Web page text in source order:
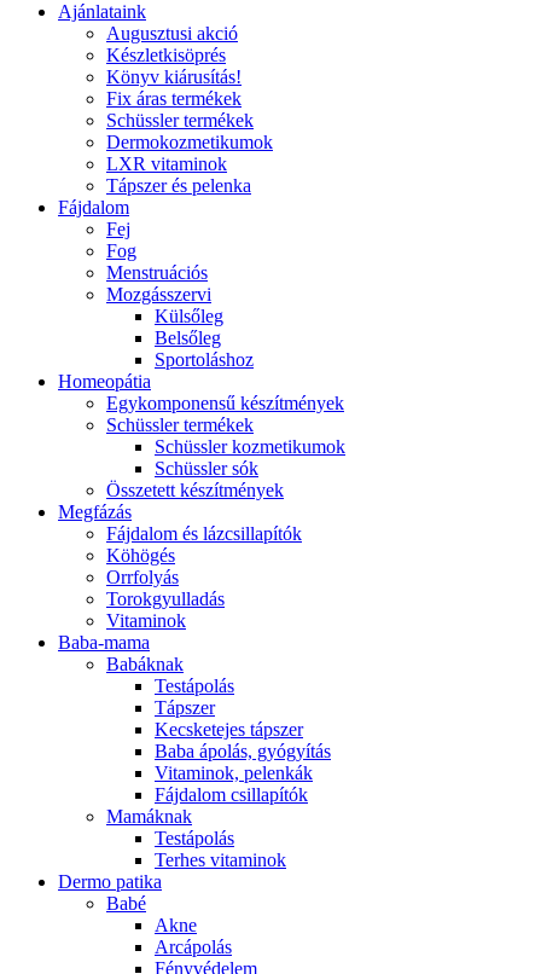
Ajánlataink
Augusztusi akció
Készletkisöprés
Könyv kiárusítás!
Fix áras termékek
Schüssler termékek
Dermokozmetikumok
LXR vitaminok
Tápszer és pelenka
Fájdalom
Fej
Fog
Menstruációs
Mozgásszervi
Külsőleg
Belsőleg
Sportoláshoz
Homeopátia
Egykomponensű készítmények
Schüssler termékek
Schüssler kozmetikumok
Schüssler sók
Összetett készítmények
Megfázás
Fájdalom és lázcsillapítók
Köhögés
Orrfolyás
Torokgyulladás
Vitaminok
Baba-mama
Babáknak
Testápolás
Tápszer
Kecsketejes tápszer
Baba ápolás, gyógyítás
Vitaminok, pelenkák
Fájdalom csillapítók
Mamáknak
Testápolás
Terhes vitaminok
Dermo patika
Babé
Akne
Arcápolás
Fényvédelem